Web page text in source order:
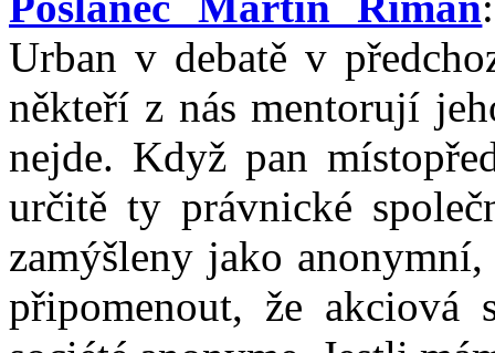
Urban v debatě v
někteří z nás mentorují
nejde. Když pan
určitě ty právnické
zamýšleny jako
připomenout, že akciová